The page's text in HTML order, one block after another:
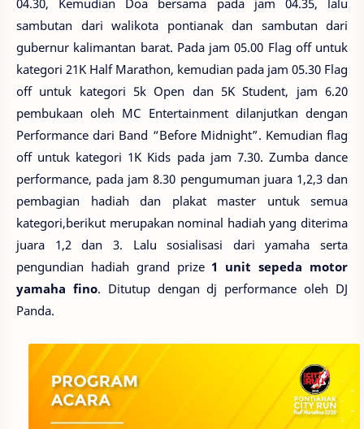
sambutan dari walikota pontianak dan sambutan dari
gubernur kalimantan barat. Pada jam 05.00 Flag off untuk
kategori 21K Half Marathon, kemudian pada jam 05.30 Flag
off untuk kategori 5k Open dan 5K Student, jam 6.20
pembukaan oleh MC Entertainment dilanjutkan dengan
Performance dari Band “Before Midnight”. Kemudian flag
off untuk kategori 1K Kids pada jam 7.30. Zumba dance
performance, pada jam 8.30 pengumuman juara 1,2,3 dan
pembagian hadiah dan plakat master untuk semua
kategori,berikut merupakan nominal hadiah yang diterima
juara 1,2 dan 3. Lalu sosialisasi dari yamaha serta
pengundian hadiah grand prize 1 unit sepeda motor
yamaha fino. Ditutup dengan dj performance oleh DJ
Panda.